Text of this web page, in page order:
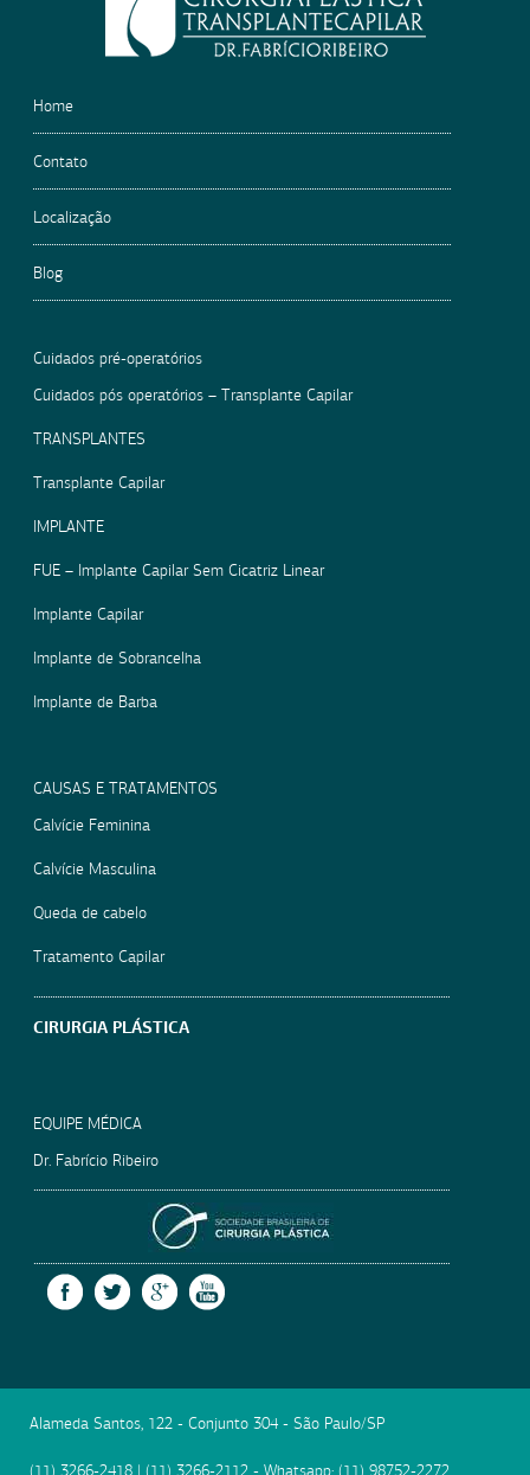
Home
Contato
Localização
Blog
Cuidados pré-operatórios
Cuidados pós operatórios – Transplante Capilar
TRANSPLANTES
Transplante Capilar
IMPLANTE
FUE – Implante Capilar Sem Cicatriz Linear
Implante Capilar
Implante de Sobrancelha
Implante de Barba
CAUSAS E TRATAMENTOS
Calvície Feminina
Calvície Masculina
Queda de cabelo
Tratamento Capilar
CIRURGIA PLÁSTICA
EQUIPE MÉDICA
Dr. Fabrício Ribeiro
FACEBOOKTWITTERGOOGLE +
Alameda Santos, 122 - Conjunto 304 - São Paulo/SP
(11) 3266-2418 | (11) 3266-2112 - Whatsapp: (11) 98752-2272